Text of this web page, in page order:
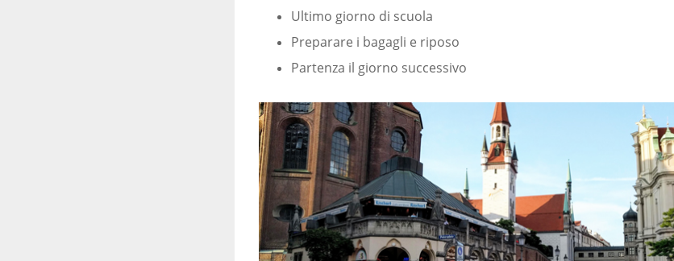
Ultimo giorno di scuola
Preparare i bagagli e riposo
Partenza il giorno successivo